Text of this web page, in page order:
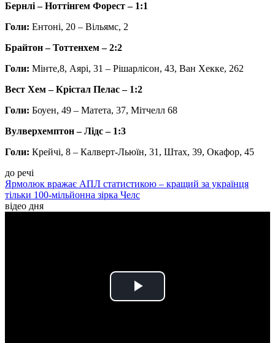
Бернлі – Ноттінгем Форест – 1:1
Голи: Ентоні, 20 – Вільямс, 2
Брайтон – Тоттенхем – 2:2
Голи: Мінте,8, Аярі, 31 – Рішарлісон, 43, Ван Хекке, 262
Вест Хем – Крістал Пелас – 1:2
Голи: Боуен, 49 – Матета, 37, Мітчелл 68
Вулверхемптон – Лідс – 1:3
Голи: Крейчі, 8 – Калверт-Льюїн, 31, Штах, 39, Окафор, 45
до речі
Ярмолюк вражає АПЛ статистикою – кращий за українця
тільки 100-мільйонна зірка Челс
відео дня
Play